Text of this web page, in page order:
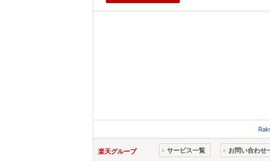
楽天グループ サービス一覧 お問い合わせ